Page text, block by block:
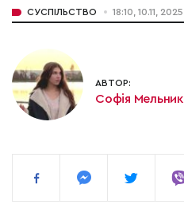
СУСПІЛЬСТВО 18:10, 10.11, 2025
АВТОР:
Софія Мельник